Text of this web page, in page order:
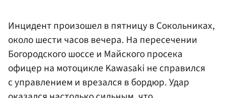
Инцидент произошел в пятницу в Сокольниках,
около шести часов вечера. На пересечении
Богородского шоссе и Майского просека
офицер на мотоцикле Kawasaki не справился
с управлением и врезался в бордюр. Удар